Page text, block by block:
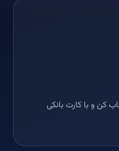
کن و با کارت بانکی